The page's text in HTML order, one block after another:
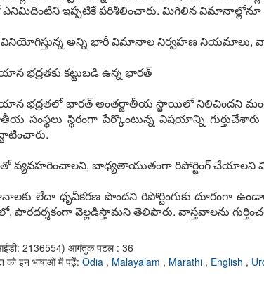
ఎనిమిదింటిని ఇప్పటికే పరిశీలించారు. మిగిలిన విమానాల్లోనూ
అన్ని భారీ విమానాల నిర్వహణ నియమాలు,
భద్రతకు కట్టుబడి ఉన్న భారత్
భద్రతలో భారత్ అంతర్జాతీయ స్థాయిలో నిలిచిందని
సంస్థలు స్థిరంగా పేర్కొంటున్న విషయాన్ని
వ్యవహరించాలని, బాధ్యతాయుతంగా రిపోర్టింగ్ చేయాలని
లేదా ధృవీకరణ పొందని రిపోర్టింగుకు దూరంగా
పారదర్శకంగా వెల్లడిస్తామని తెలిపారు. వాస్తవాలను
2136554) आगंतुक पटल : 36
को इन भाषाओं में पढ़ें: Odia , Malayalam , Marathi , English ,